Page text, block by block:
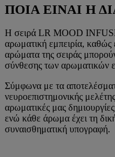
ΠΟΙΑ ΕΙΝΑΙ Η
Η σειρά LR MOOD
αρωματική εμπειρία, καθώς
αρώματα της σειράς
σύνθεσης των αρωματικών
Σύμφωνα με τα
νευροεπιστημονικής
αρωματικές μας
ενώ κάθε άρωμα έχει τη
συναισθηματική υπογραφή.